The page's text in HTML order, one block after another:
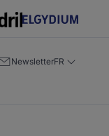
NewsletterFR